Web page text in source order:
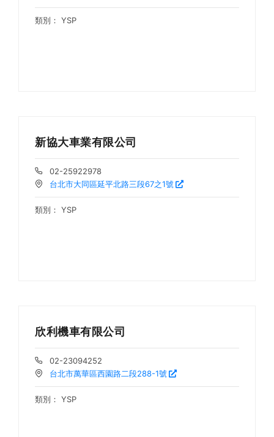
類別： YSP
新協大車業有限公司
02-25922978
台北市大同區延平北路三段67之1號
類別： YSP
欣利機車有限公司
02-23094252
台北市萬華區西園路二段288-1號
類別： YSP